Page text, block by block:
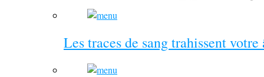
Les traces de sang trahissent votre